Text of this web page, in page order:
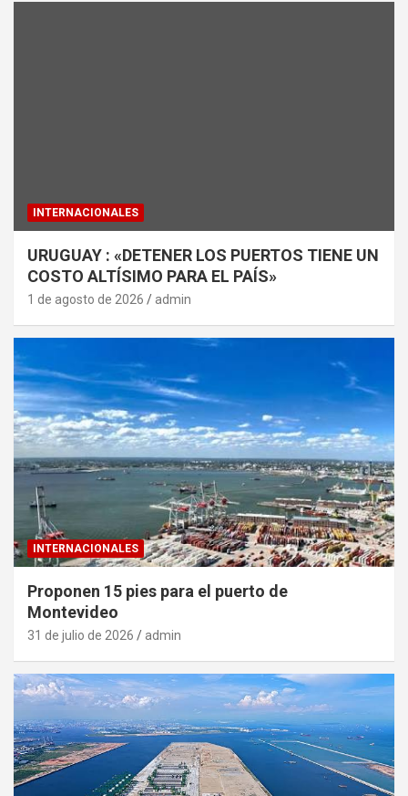
INTERNACIONALES
URUGUAY : «DETENER LOS PUERTOS TIENE UN
COSTO ALTÍSIMO PARA EL PAÍS»
1 de agosto de 2026 admin
INTERNACIONALES
Proponen 15 pies para el puerto de
Montevideo
31 de julio de 2026 admin